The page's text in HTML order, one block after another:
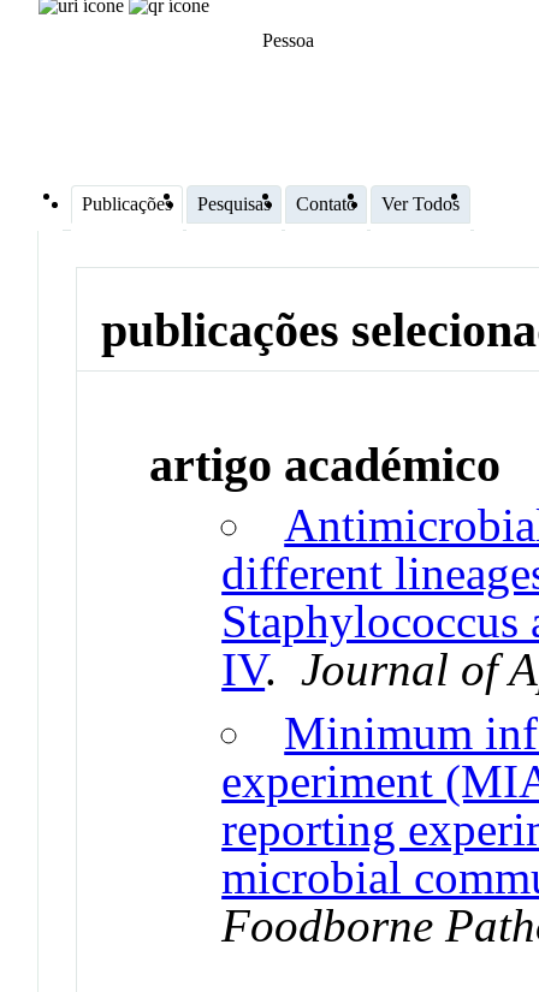
Pessoa
Publicações Pesquisas Contato Ver Todos
publicações
artigo académico
different
Staphylococcus
IV.Journal of
Minimum
experiment
reporting
microbial
Foodborne